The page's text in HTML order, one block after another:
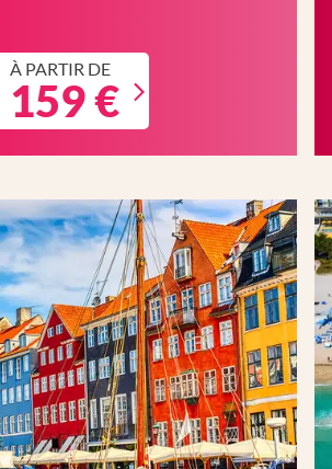
À PARTIR DE
159 €